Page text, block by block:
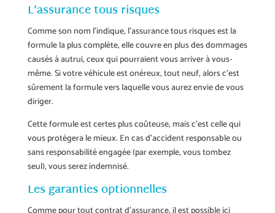
L’assurance tous risques
Comme son nom l’indique, l’assurance tous risques est la
formule la plus complète, elle couvre en plus des dommages
causés à autrui, ceux qui pourraient vous arriver à vous-
même. Si votre véhicule est onéreux, tout neuf, alors c’est
sûrement la formule vers laquelle vous aurez envie de vous
diriger.
Cette formule est certes plus coûteuse, mais c’est celle qui
vous protégera le mieux. En cas d’accident responsable ou
sans responsabilité engagée (par exemple, vous tombez
seul), vous serez indemnisé.
Les garanties optionnelles